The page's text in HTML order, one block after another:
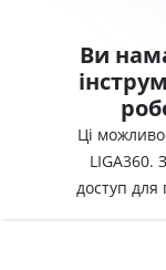
Ви
Ці
LIGA360.
доступ для